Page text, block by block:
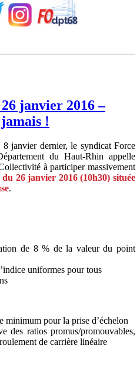
janvier 2016 –
!
janvier dernier, le syndicat Force
du Haut-Rhin appelle
à participer massivement
26 janvier 2016 (10h30) située
.
de 8 % de la valeur du point
uniformes pour tous
minimum pour la prise d’échelon
des ratios promus/promouvables,
de carrière linéaire